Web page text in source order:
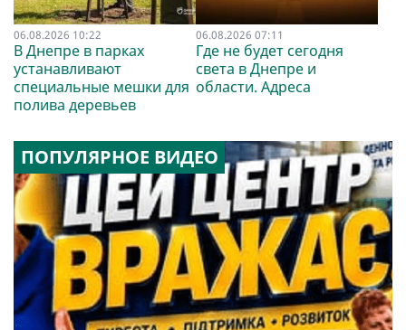
06.08.2026 10:22
В Днепре в парках
устанавливают
специальные мешки для
полива деревьев
06.08.2026 07:11
Где не будет сегодня
света в Днепре и
области. Адреса
ПОПУЛЯРНОЕ ВИДЕО